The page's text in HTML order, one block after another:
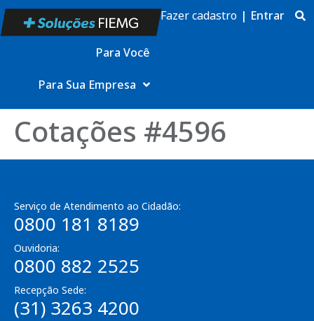
Para Você
Para Sua Empresa
Fazer cadastro | Entrar
Cotações #4596
Serviço de Atendimento ao Cidadão:
0800 181 8189
Ouvidoria:
0800 882 2525
Recepção Sede:
(31) 3263 4200